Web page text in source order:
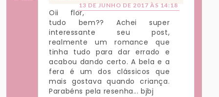
13 DE JUNHO DE 2017 ÀS 14:18
Oii flor,
tudo bem?? Achei super
interessante seu post,
realmente um romance que
tinha tudo para dar errado e
acabou dando certo. A bela e a
fera é um dos clássicos que
mais gostava quando criança.
Parabéns pela resenha... bjbj